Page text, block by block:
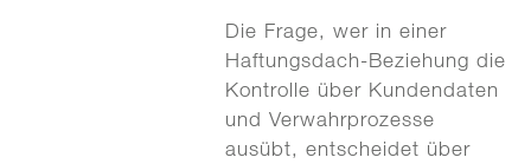
Die Frage, wer in einer
Haftungsdach-Beziehung die
Kontrolle über Kundendaten
und Verwahrprozesse
ausübt, entscheidet über